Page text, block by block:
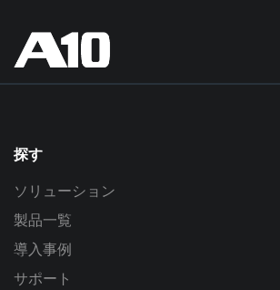
探す
ソリューション
製品一覧
導入事例
サポート